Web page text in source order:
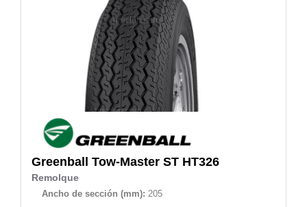
Greenball Tow-Master ST HT326
Remolque
Ancho de sección (mm): 205